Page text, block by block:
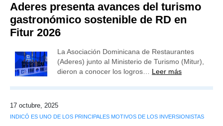
Aderes presenta avances del turismo
gastronómico sostenible de RD en
Fitur 2026
La Asociación Dominicana de Restaurantes
(Aderes) junto al Ministerio de Turismo (Mitur),
dieron a conocer los logros… Leer más
17 octubre, 2025
INDICÓ ES UNO DE LOS PRINCIPALES MOTIVOS DE LOS INVERSIONISTAS